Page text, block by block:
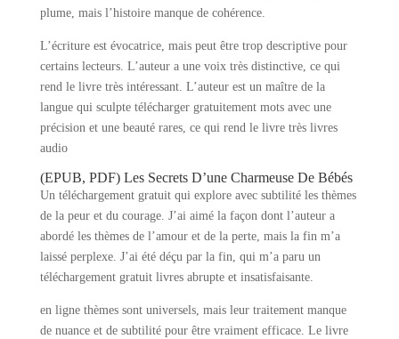
plume, mais l’histoire manque de cohérence.
L’écriture est évocatrice, mais peut être trop descriptive pour
certains lecteurs. L’auteur a une voix très distinctive, ce qui
rend le livre très intéressant. L’auteur est un maître de la
langue qui sculpte télécharger gratuitement mots avec une
précision et une beauté rares, ce qui rend le livre très livres
audio
(EPUB, PDF) Les Secrets D’une Charmeuse De Bébés
Un téléchargement gratuit qui explore avec subtilité les thèmes
de la peur et du courage. J’ai aimé la façon dont l’auteur a
abordé les thèmes de l’amour et de la perte, mais la fin m’a
laissé perplexe. J’ai été déçu par la fin, qui m’a paru un
téléchargement gratuit livres abrupte et insatisfaisante.
en ligne thèmes sont universels, mais leur traitement manque
de nuance et de subtilité pour être vraiment efficace. Le livre